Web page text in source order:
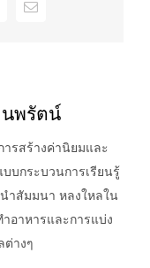
Email
พรัตน์
รสร้างค่านิยมและ
บกระบวนการเรียนรู้
ำสัมมนา หลงใหลใน
อาหารและการแบ่ง
างๆ